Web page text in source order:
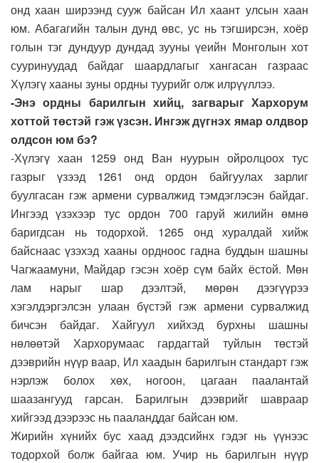
онд хаан ширээнд сууж байсан Ил хаант улсын хаан
юм. Абагагийн талын дунд өвс, ус нь тэгширсэн, хоёр
голын тэг дундуур дундад зууны үеийн Монголын хот
сууринуудад байдаг шаардлагыг хангасан газраас
Хүлэгү хааны зуны ордны туурийг олж илрүүллээ.
-Энэ ордны барилгын хийц, загварыг Хархорум
хоттой төстэй гэж үзсэн. Ингэж дүгнэх ямар олдвор
олдсон юм бэ?
-Хүлэгү хаан 1259 онд Ван нуурын ойролцоох тус
газрыг үзээд 1261 онд ордон байгуулах зарлиг
буулгасан гэж армени сурвалжид тэмдэглэсэн байдаг.
Ингээд үзэхээр тус ордон 700 гаруй жилийн өмнө
баригдсан нь тодорхой. 1265 онд хуралдай хийж
байснаас үзэхэд хааны ордноос гадна буддын шашны
Чагжаамуни, Майдар гэсэн хоёр сүм байх ёстой. Мөн
лам нарыг шар дээлтэй, мөрөн дээгүүрээ
хэгэлдэргэлсэн улаан бүстэй гэж армени сурвалжид
бичсэн байдаг. Хайгуул хийхэд бурхны шашны
нөлөөтэй Хархорумаас гардагтай туйлын төстэй
дээврийн нүүр ваар, Ил хаадын барилгын стандарт гэж
нэрлэж болох хөх, ногоон, цагаан паалантай
шаазангууд гарсан. Барилгын дээврийг шавраар
хийгээд дээрээс нь пааланддаг байсан юм.
Жирийн хүнийх бус хаад дээдсийнх гэдэг нь үүнээс
тодорхой болж байгаа юм. Учир нь барилгын нүүр